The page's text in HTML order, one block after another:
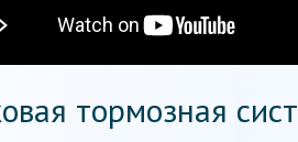
тормозная